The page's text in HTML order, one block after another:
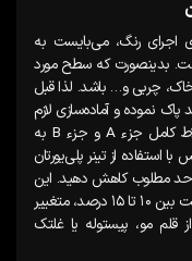
اجرای رنگ، می‌بایست به
بدینصورت که سطح مورد
خاک، چربی و… باشد. لذا قبل
پاک نموده و آماده‌سازی لازم
را انجام دهید. جهت اجرا می‌بایست ابتدا اختلاط کامل جزء A و جزء B به
از تینر پلی‌یورتان
حد مطلوب کاهش دهید. این
مقدار با توجه به دمای هوا و روش اجرا، ممکن است بین ۱۰ تا ۱۵ درصد، متغییر
قلم مو، پیستوله یا غلتک